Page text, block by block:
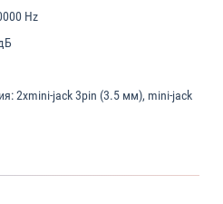
Hz
2xmini-jack 3pin (3.5 мм), mini-jack